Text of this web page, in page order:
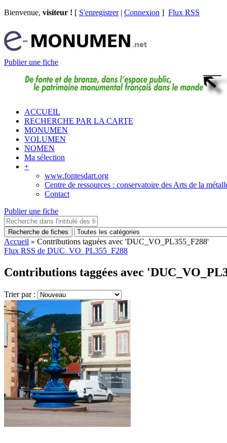
Bienvenue, visiteur ! [ S'enregistrer| Connexion ] Flux RSS
Publier une fiche
ACCUEIL
RECHERCHE PAR LA CARTE
MONUMEN
VOLUMEN
NOMEN
Ma sélection
+
www.fontesdart.org
Centre de ressources : conservatoire des Arts de la
Contact
Publier une fiche
Recherche de fiches
Accueil » Contributions taguées avec 'DUC_VO_PL355_F288'
Flux RSS de DUC_VO_PL355_F288
Contributions taggées avec
Trier par :